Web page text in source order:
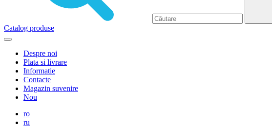
Catalog produse
Despre noi
Plata si livrare
Informatie
Contacte
Magazin suvenire
Nou
ro
ru